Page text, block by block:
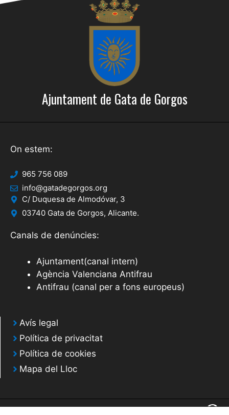
Ajuntament de Gata de Gorgos
On estem:
965 756 089
info@gatadegorgos.org
C/ Duquesa de Almodóvar, 3
03740 Gata de Gorgos, Alicante.
Canals de denúncies:
Ajuntament(canal intern)
Agència Valenciana Antifrau
Antifrau (canal per a fons europeus)
Avís legal
Política de privacitat
Política de cookies
Mapa del Lloc